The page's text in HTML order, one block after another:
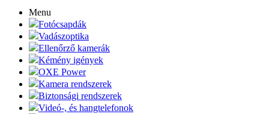
Menu
Fotócsapdák
Vadászoptika
Ellenőrző kamerák
Kémény igények
OXE Power
Kamera rendszerek
Biztonsági rendszerek
Videó-, és hangtelefonok